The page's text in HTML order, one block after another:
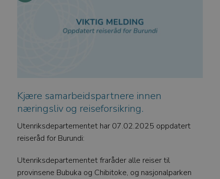
Kjære samarbeidspartnere innen
næringsliv og reiseforsikring.
Utenriksdepartementet har 07.02.2025 oppdatert
reiseråd for Burundi:
Utenriksdepartementet fraråder alle reiser til
provinsene Bubuka og Chibitoke, og nasjonalparken